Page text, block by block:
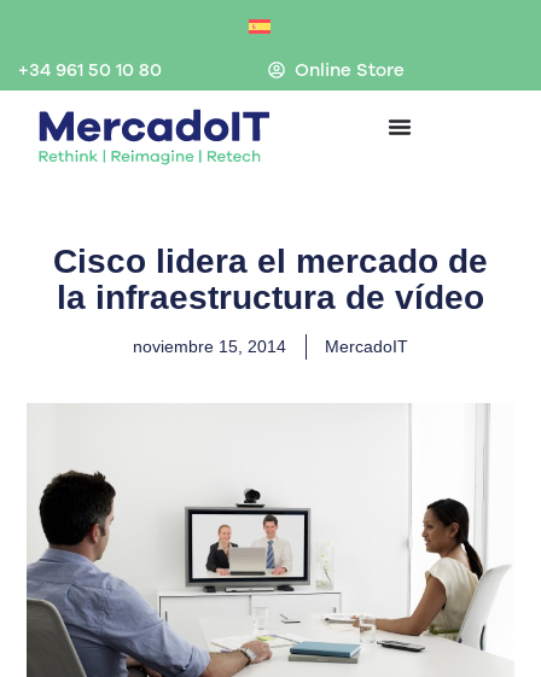
contenido
+34 961 50 10 80 Online Store
Cisco lidera el mercado de
la infraestructura de vídeo
noviembre 15, 2014 MercadoIT